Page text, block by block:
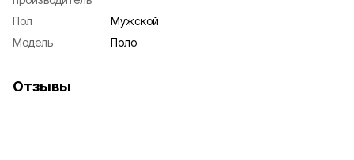
Пол
Мужской
Модель
Поло
Отзывы